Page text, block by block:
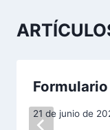
i
21 de junio de